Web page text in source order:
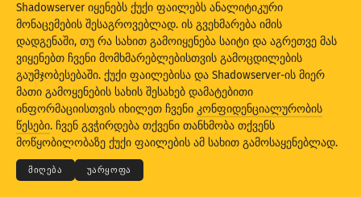
Stacking სტეკში განთავსებული გადაფარვა
ავტომატური განახლების შედეგები
განახლება
საწყის პარამეტრებზე
დაბრუნება
PNG-ს სახით ჩამოტვირთვა
© 2026 The Shadowserver Foundation
© 2026THE SHADOWSERVER FOUNDATION
კონფიდენციალურობა და პირობები
დაგვიკავშირდით
კრედიტები
Shadowserver იყენებს ქუქი ფაილებს ანალიტიკური
მონაცემების შესაგროვებლად. ის გვეხმარება იმის
დადგენაში, თუ რა სახით გამოიყენება საიტი და აგრეთვე მას
ვიყენებთ ჩვენი მომხმარებლებისთვის გამოცდილების
გაუმჯობესებაში. ქუქი ფაილებისა და Shadowserver-ის მიერ
მათი გამოყენების სახის შესახებ დამატებითი
ინფორმაციისთვის იხილეთ ჩვენი კონფიდენციალურობის
წესები. ჩვენ გვჭირდება თქვენი თანხმობა თქვენს
მოწყობილობაზე ქუქი ფაილების ამ სახით გამოსაყენებლად.
მიღება უარყოფა